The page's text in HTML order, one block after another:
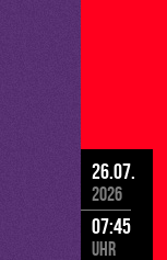
26.07.
2026
07:45
Uhr